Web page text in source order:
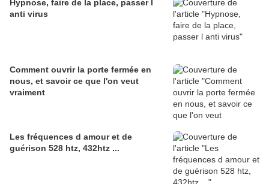
Hypnose, faire de la place, passer l
anti virus
Comment ouvrir la porte fermée en
nous, et savoir ce que l'on veut
vraiment
Les fréquences d amour et de
guérison 528 htz, 432htz ...